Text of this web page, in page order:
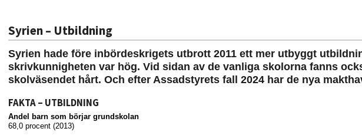
Syrien – Utbildning
Syrien hade före inbördeskrigets utbrott 2011 ett mer utbyggt
skrivkunnigheten var hög. Vid sidan av de vanliga skolorna fanns
skolväsendet hårt. Och efter Assadstyrets fall 2024 har de nya
FAKTA – UTBILDNING
Andel barn som börjar grundskolan
68,0 procent (2013)